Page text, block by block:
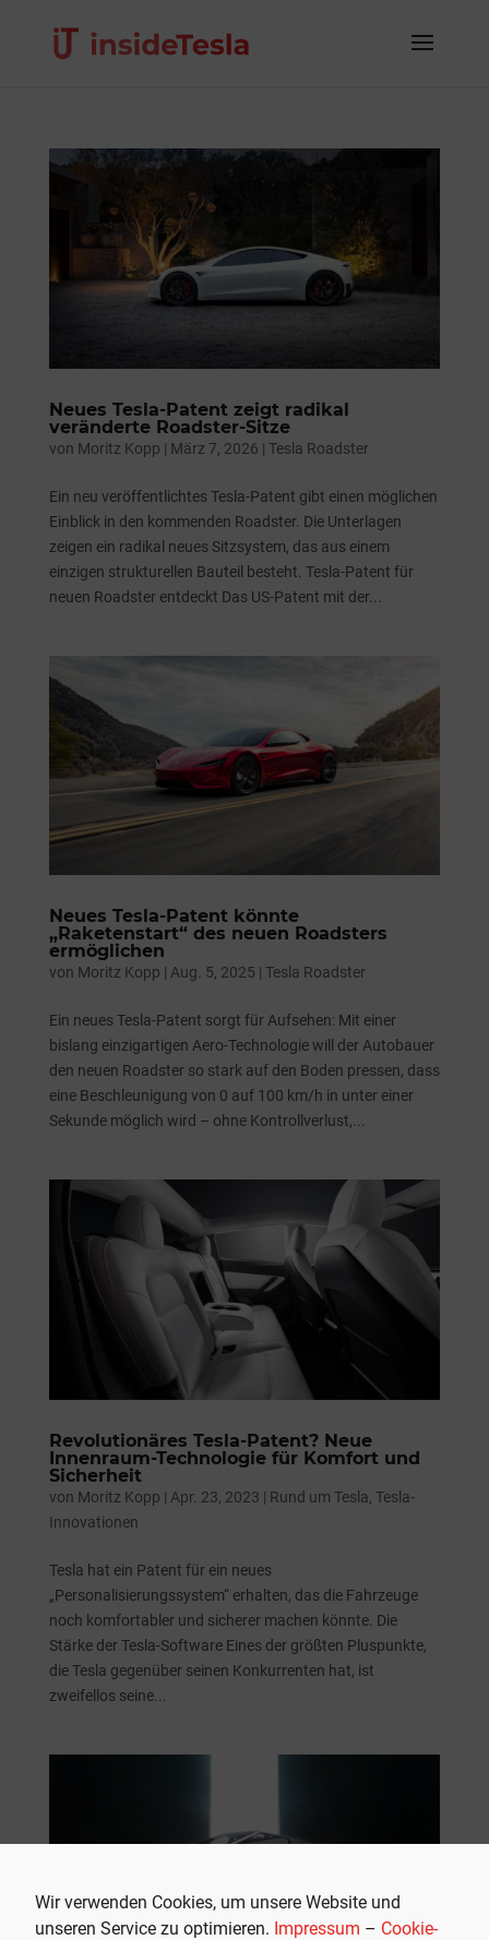
Wir verwenden Cookies, um unsere Website und
unseren Service zu optimieren. Impressum – Cookie-
Neues Tesla-Patent zeigt radikal
veränderte Roadster-Sitze
von Moritz Kopp | März 7, 2026 | Tesla Roadster
Ein neu veröffentlichtes Tesla-Patent gibt einen möglichen
Einblick in den kommenden Roadster. Die Unterlagen
zeigen ein radikal neues Sitzsystem, das aus einem
einzigen strukturellen Bauteil besteht. Tesla-Patent für
neuen Roadster entdeckt Das US-Patent mit der...
Neues Tesla-Patent könnte
„Raketenstart“ des neuen Roadsters
ermöglichen
von Moritz Kopp | Aug. 5, 2025 | Tesla Roadster
Ein neues Tesla-Patent sorgt für Aufsehen: Mit einer
bislang einzigartigen Aero-Technologie will der Autobauer
den neuen Roadster so stark auf den Boden pressen, dass
eine Beschleunigung von 0 auf 100 km/h in unter einer
Sekunde möglich wird – ohne Kontrollverlust,...
Revolutionäres Tesla-Patent? Neue
Innenraum-Technologie für Komfort und
Sicherheit
von Moritz Kopp | Apr. 23, 2023 | Rund um Tesla Tesla-
Innovationen
Tesla hat ein Patent für ein neues
„Personalisierungssystem“ erhalten, das die Fahrzeuge
noch komfortabler und sicherer machen könnte. Die
Stärke der Tesla-Software Eines der größten Pluspunkte,
die Tesla gegenüber seinen Konkurrenten hat, ist
zweifellos seine...